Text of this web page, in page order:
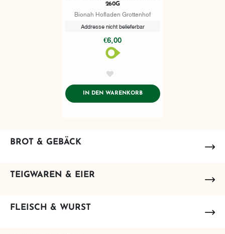
260G
Bionah Hofladen Grottenhof
Addresse nicht belieferbar
€6,00
IN DEN WARENKORBADDTOCART
BROT & GEBÄCK
TEIGWAREN & EIER
FLEISCH & WURST